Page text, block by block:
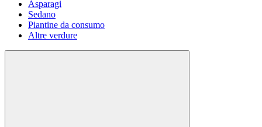
Asparagi
Sedano
Piantine da consumo
Altre verdure